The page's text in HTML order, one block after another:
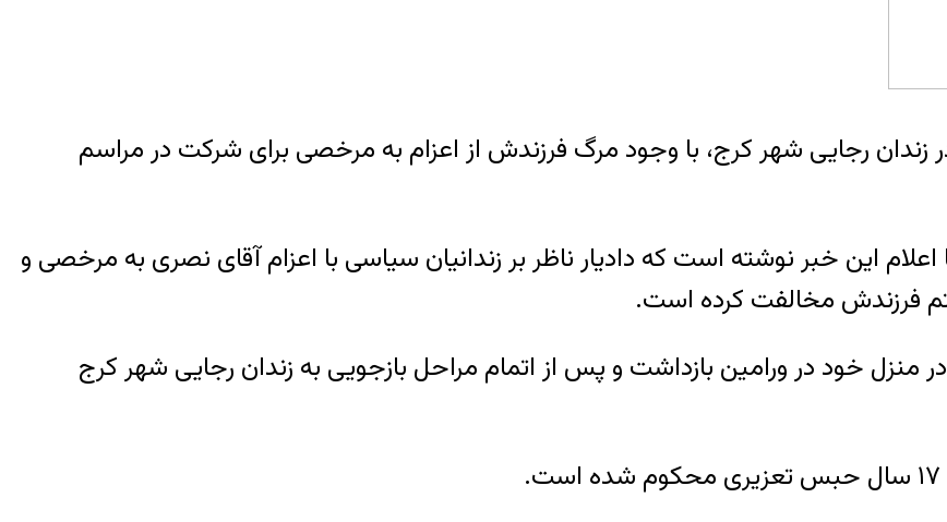
رجایی شهر کرج، با وجود مرگ فرزندش از اعزام به مرخصی برای شرکت در مراسم
بشری هرانا، روز جمعه ۵ فروردین با اعلام این خبر نوشته است که دادیار ناظر بر زندانیان سیاسی با اعزام آقای نصری به مرخصی و
فرزندش مخالفت کرده است‌.
سپاه در منزل خود در ورامین بازداشت و پس از اتمام مراحل بازجویی به زندان رجایی شهر کرج